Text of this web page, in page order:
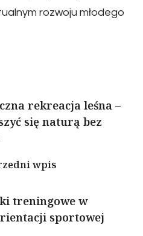
rozwoju młodego
rekreacja leśna –
się naturą bez
wpis
treningowe w
sportowej